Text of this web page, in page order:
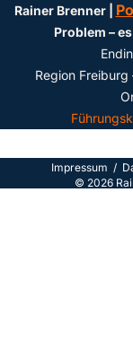
Rainer Brenner |
Problem –
Region Freiburg
Impressum /
© 2026